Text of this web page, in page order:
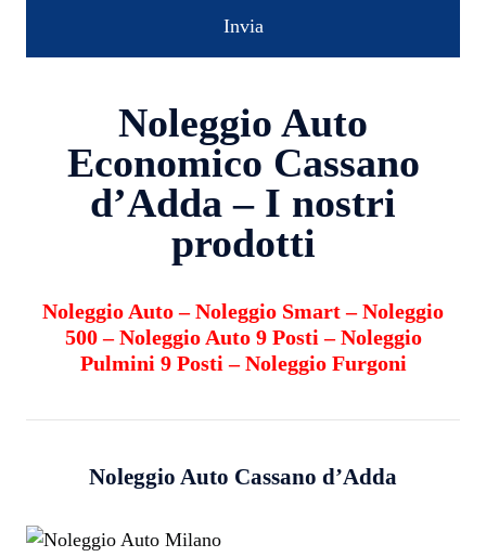
Noleggio Auto
Economico Cassano
d’Adda – I nostri
prodotti
Noleggio Auto–Noleggio Smart–Noleggio
500–Noleggio Auto 9 Posti –Noleggio
Pulmini 9 Posti –Noleggio Furgoni
Noleggio Auto Cassano d’Adda